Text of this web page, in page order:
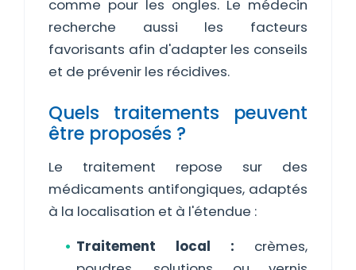
comme pour les ongles. Le médecin
recherche aussi les facteurs
favorisants afin d'adapter les conseils
et de prévenir les récidives.
Quels traitements peuvent
être proposés ?
Le traitement repose sur des
médicaments antifongiques, adaptés
à la localisation et à l'étendue :
Traitement local : crèmes,